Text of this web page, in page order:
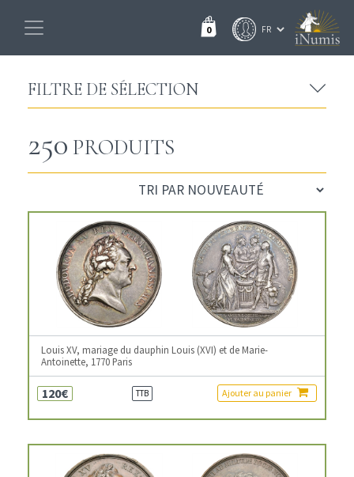
0
FILTRE DE SÉLECTION
250 PRODUITS
Louis XV, mariage du dauphin Louis (XVI) et de Marie-
Antoinette, 1770 Paris
120€ TTB Ajouter au panier